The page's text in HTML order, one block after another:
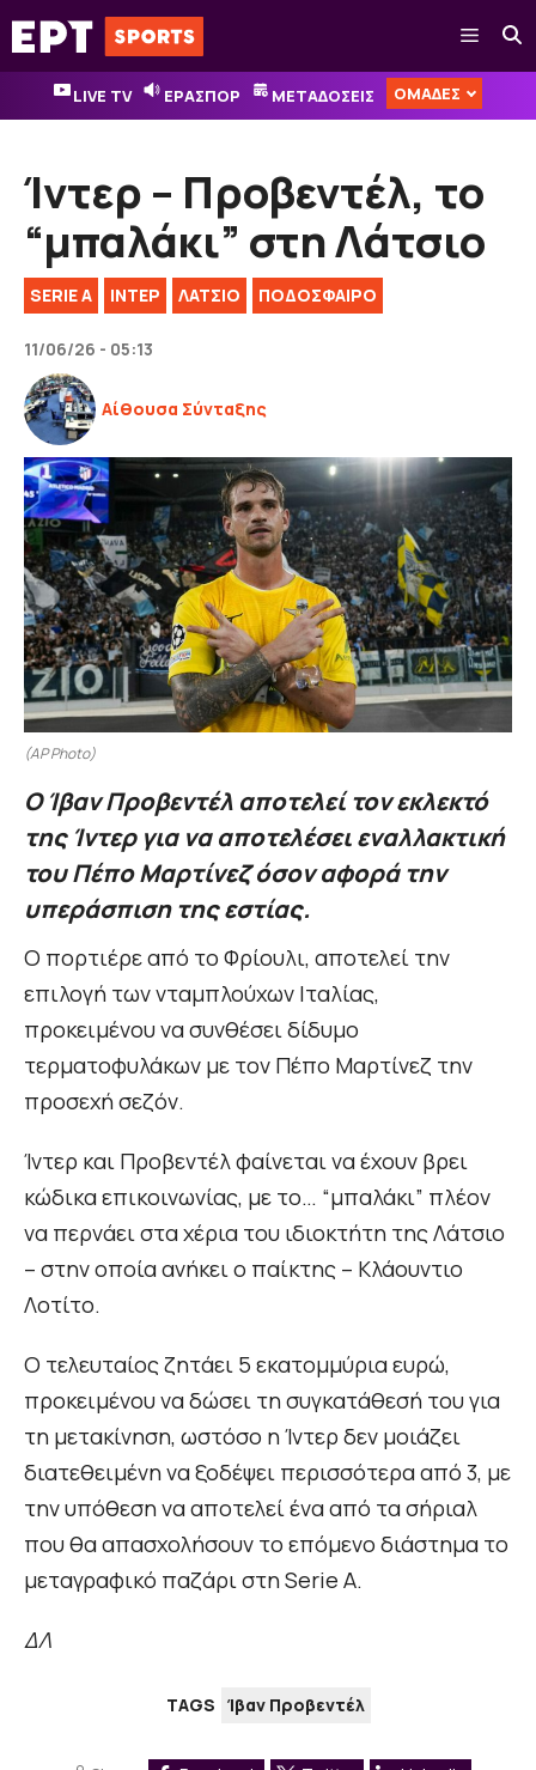
Μετάβαση
σε
περιεχόμενο
Μενού
LIVE TV ΕΡΑΣΠΟΡ ΜΕΤΑΔΟΣΕΙΣ ΟΜΑΔΕΣ
Ίντερ – Προβεντέλ, το
“μπαλάκι” στη Λάτσιο
SERIE A ΙΝΤΕΡ ΛΑΤΣΙΟ ΠΟΔΟΣΦΑΙΡΟ
11/06/26 - 05:13
Αίθουσα Σύνταξης
(AP Photo)
Ο Ίβαν Προβεντέλ αποτελεί τον εκλεκτό
της Ίντερ για να αποτελέσει εναλλακτική
του Πέπο Μαρτίνεζ όσον αφορά την
υπεράσπιση της εστίας.
Ο πορτιέρε από το Φρίουλι, αποτελεί την
επιλογή των νταμπλούχων Ιταλίας,
προκειμένου να συνθέσει δίδυμο
τερματοφυλάκων με τον Πέπο Μαρτίνεζ την
προσεχή σεζόν.
Ίντερ και Προβεντέλ φαίνεται να έχουν βρει
κώδικα επικοινωνίας, με το… “μπαλάκι” πλέον
να περνάει στα χέρια του ιδιοκτήτη της Λάτσιο
– στην οποία ανήκει ο παίκτης – Κλάουντιο
Λοτίτο.
Ο τελευταίος ζητάει 5 εκατομμύρια ευρώ,
προκειμένου να δώσει τη συγκατάθεσή του για
τη μετακίνηση, ωστόσο η Ίντερ δεν μοιάζει
διατεθειμένη να ξοδέψει περισσότερα από 3, με
την υπόθεση να αποτελεί ένα από τα σήριαλ
που θα απασχολήσουν το επόμενο διάστημα το
μεταγραφικό παζάρι στη Serie A.
ΔΛ
TAGS Ίβαν Προβεντέλ